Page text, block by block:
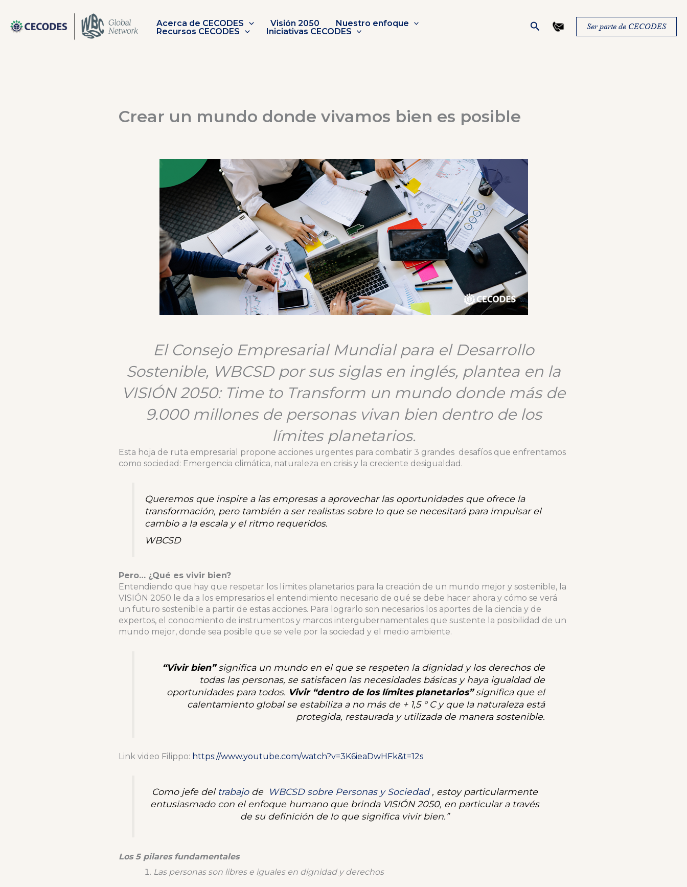
contenido
Acerca de CECODES Visión 2050
Nuestro enfoque
Recursos CECODES
Iniciativas CECODES Buscar Ser parte de CECODES
Crear un mundo donde vivamos bien es posible
El Consejo Empresarial Mundial para el Desarrollo
Sostenible, WBCSD por sus siglas en inglés, plantea en la
VISIÓN 2050: Time to Transform un mundo donde más de
9.000 millones de personas vivan bien dentro de los
límites planetarios.
Esta hoja de ruta empresarial propone acciones urgentes para combatir 3 grandes desafíos que enfrentamos
como sociedad: Emergencia climática, naturaleza en crisis y la creciente desigualdad.
Queremos que inspire a las empresas a aprovechar las oportunidades que ofrece la
transformación, pero también a ser realistas sobre lo que se necesitará para impulsar el
cambio a la escala y el ritmo requeridos.
WBCSD
Pero… ¿Qué es vivir bien?
Entendiendo que hay que respetar los límites planetarios para la creación de un mundo mejor y sostenible, la
VISIÓN 2050 le da a los empresarios el entendimiento necesario de qué se debe hacer ahora y cómo se verá
un futuro sostenible a partir de estas acciones. Para lograrlo son necesarios los aportes de la ciencia y de
expertos, el conocimiento de instrumentos y marcos intergubernamentales que sustente la posibilidad de un
mundo mejor, donde sea posible que se vele por la sociedad y el medio ambiente.
“Vivir bien”significa un mundo en el que se respeten la dignidad y los derechos de
todas las personas, se satisfacen las necesidades básicas y haya igualdad de
oportunidades para todos. Vivir “dentro de los límites planetarios”significa que el
calentamiento global se estabiliza a no más de + 1,5 ° C y que la naturaleza está
protegida, restaurada y utilizada de manera sostenible.
Link video Filippo: https://www.youtube.com/watch?v=3K6ieaDwHFk&t=12s
Como jefe del trabajode WBCSD sobre Personas y Sociedad, estoy particularmente
entusiasmado con el enfoque humano que brinda VISIÓN 2050, en particular a través
de su definición de lo que significa vivir bien.”
Los 5 pilares fundamentales
Las personas son libres e iguales en dignidad y derechos